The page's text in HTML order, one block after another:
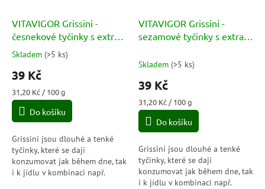
VITAVIGOR Grissini -
česnekové tyčinky s extra
panenským olivovým
olejem 125g
Průměrné
hodnocení
produktu
je
4,3
5
hvězdiček.
Skladem (>5 ks)
39 Kč
Měrná
cena:
31,20 Kč / 100 g
Do košíku
Grissini jsou dlouhé a tenké
tyčinky, které se dají
konzumovat jak během dne, tak
i k jídlu v kombinaci např.
VITAVIGOR Grissini -
sezamové tyčinky s extra
olejem 125g
Skladem (>5 ks)
39 Kč
Měrná
cena:
31,20 Kč / 100 g
Do košíku
Grissini jsou dlouhé a tenké
tyčinky, které se dají
konzumovat jak během dne, tak
i k jídlu v kombinaci např.